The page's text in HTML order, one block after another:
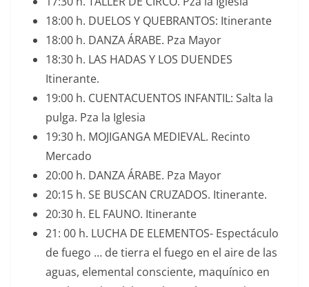
18:00 h. DUELOS Y QUEBRANTOS: Itinerante
18:00 h. DANZA ÁRABE. Pza Mayor
18:30 h. LAS HADAS Y LOS DUENDES
Itinerante.
19:00 h. CUENTACUENTOS INFANTIL: Salta la
pulga. Pza la Iglesia
19:30 h. MOJIGANGA MEDIEVAL. Recinto
Mercado
20:00 h. DANZA ÁRABE. Pza Mayor
20:15 h. SE BUSCAN CRUZADOS. Itinerante.
20:30 h. EL FAUNO. Itinerante
21: 00 h. LUCHA DE ELEMENTOS- Espectáculo
de fuego … de tierra el fuego en el aire de las
aguas, elemental consciente, maquínico en